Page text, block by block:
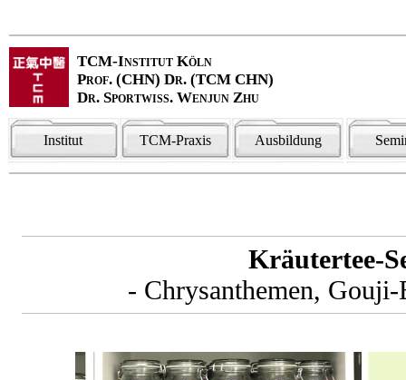
TCM-Institut Köln
Prof. (CHN) Dr. (TCM CHN)
Dr. Sportwiss. Wenjun Zhu
Institut TCM-Praxis Ausbildung
Kräutertee-
- Chrysanthemen,